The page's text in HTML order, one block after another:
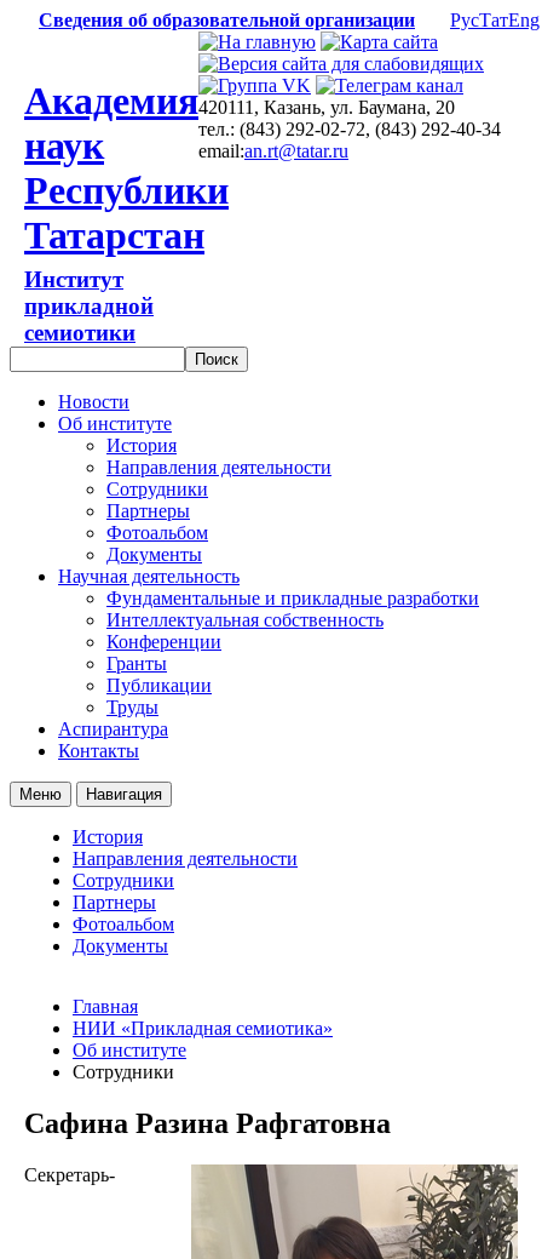
Сведения об образовательной организации РусТатEng
Академия
наук
Республики
Татарстан
Институт
прикладной
семиотики
420111, Казань, ул. Баумана, 20
тел.: (843) 292-02-72, (843) 292-40-34
email:an.rt@tatar.ru
Новости
Об институте
История
Направления деятельности
Сотрудники
Партнеры
Фотоальбом
Документы
Научная деятельность
Фундаментальные и прикладные разработки
Интеллектуальная собственность
Конференции
Гранты
Публикации
Труды
Аспирантура
Контакты
Меню Навигация
История
Направления деятельности
Сотрудники
Партнеры
Фотоальбом
Документы
Главная
НИИ «Прикладная семиотика»
Об институте
Сотрудники
Сафина Разина Рафгатовна
Секретарь-